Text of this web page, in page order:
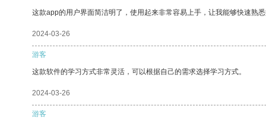
这款app的用户界面简洁明了，使用起来非常容易上手，让我能够快速熟
2024-03-26
游客
这款软件的学习方式非常灵活，可以根据自己的需求选择学习方式。
2024-03-26
游客